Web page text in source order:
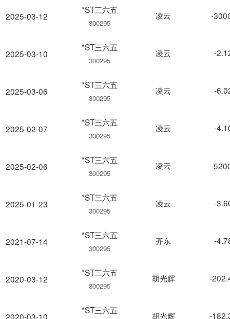
2025-03-12
2025-03-10
2025-03-06
2025-02-07
2025-02-06
2025-01-23
2021-07-14
2020-03-12
2020-03-10
*ST三六五
300295
凌云 -
*ST三六五
300295
凌云 -
*ST三六五
300295
凌云 -
*ST三六五
300295
凌云 -
*ST三六五
300295
凌云 -
*ST三六五
300295
凌云 -
*ST三六五
300295
齐东 -
*ST三六五
300295
胡光辉 -
*ST三六五 胡光辉 -